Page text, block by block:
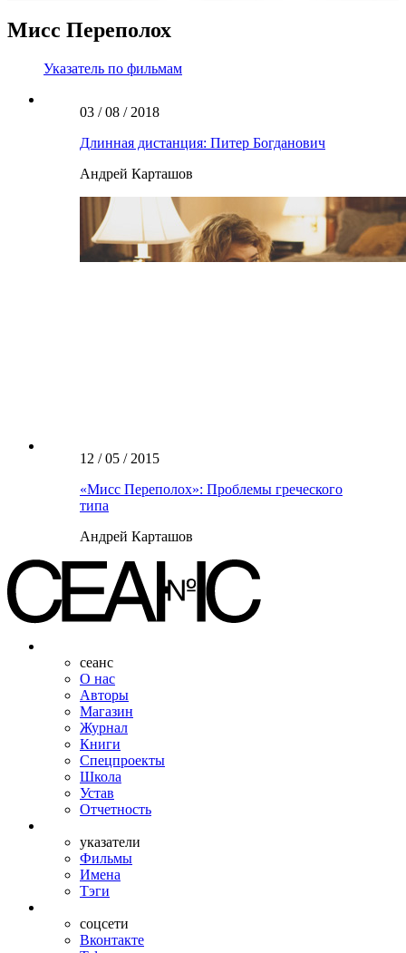
Мисс Переполох
Указатель по фильмам
03 / 08 / 2018
Длинная дистанция: Питер Богданович
Андрей Карташов
12 / 05 / 2015
«Мисс Переполох»: Проблемы греческого
типа
Андрей Карташов
сеанс
О нас
Авторы
Магазин
Журнал
Книги
Спецпроекты
Школа
Устав
Отчетность
указатели
Фильмы
Имена
Тэги
соцсети
Вконтакте